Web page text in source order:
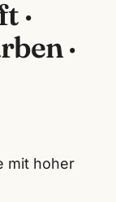
·
·
mit hoher